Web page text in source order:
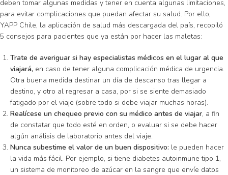
deben tomar algunas medidas y tener en cuenta algunas limitaciones,
para evitar complicaciones que puedan afectar su salud. Por ello,
YAPP Chile, la aplicación de salud más descargada del país, recopiló
5 consejos para pacientes que ya están por hacer las maletas:
Trate de averiguar si hay especialistas médicos en el lugar al que
viajará, en caso de tener alguna complicación médica de urgencia.
Otra buena medida destinar un día de descanso tras llegar a
destino, y otro al regresar a casa, por si se siente demasiado
fatigado por el viaje (sobre todo si debe viajar muchas horas).
Realícese un chequeo previo con su médico antes de viajar, a fin
de constatar que todo esté en orden, o evaluar si se debe hacer
algún análisis de laboratorio antes del viaje.
Nunca subestime el valor de un buen dispositivo: le pueden hacer
la vida más fácil. Por ejemplo, si tiene diabetes autoinmune tipo 1,
un sistema de monitoreo de azúcar en la sangre que envíe datos